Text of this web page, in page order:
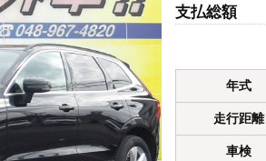
支払総額
年式
走行距離
車検